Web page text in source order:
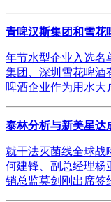
青啤汉斯集团和雪花
年节水型企业入选名
集团、深圳雪花啤酒
啤酒企业作为用水大
泰林分析与新美星达
就干法灭菌线全球战
何建锋、副总经理杨
销总监莫剑刚出席签